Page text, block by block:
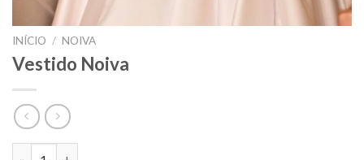
INÍCIO / NOIVA
Vestido Noiva